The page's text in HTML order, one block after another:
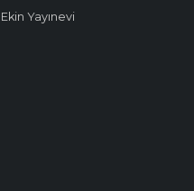
Ekin Yayınevi